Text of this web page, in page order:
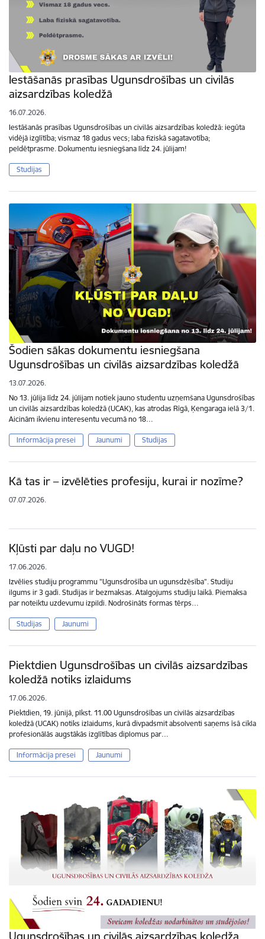
Iestāšanās prasības Ugunsdrošības un civilās
aizsardzības koledžā
16.07.2026.
Iestāšanās prasības Ugunsdrošības un civilās aizsardzības koledžā: iegūta
vidējā izglītība; vismaz 18 gadus vecs; laba fiziskā sagatavotība;
peldētprasme. Dokumentu iesniegšana līdz 24. jūlijam!
Studijas
Šodien sākas dokumentu iesniegšana
Ugunsdrošības un civilās aizsardzības koledžā
13.07.2026.
No 13. jūlija līdz 24. jūlijam notiek jauno studentu uzņemšana Ugunsdrošības
un civilās aizsardzības koledžā (UCAK), kas atrodas Rīgā, Ķengaraga ielā 3/1.
Aicinām ikvienu interesentu vecumā no 18…
Informācija presei Jaunumi Studijas
Kā tas ir – izvēlēties profesiju, kurai ir nozīme?
07.07.2026.
Kļūsti par daļu no VUGD!
17.06.2026.
Izvēlies studiju programmu "Ugunsdrošība un ugunsdzēsība". Studiju
ilgums ir 3 gadi. Studijas ir bezmaksas. Atalgojums studiju laikā. Piemaksa
par noteiktu uzdevumu izpildi. Nodrošināts formas tērps…
Studijas Jaunumi
Piektdien Ugunsdrošības un civilās aizsardzības
koledžā notiks izlaidums
17.06.2026.
Piektdien, 19. jūnijā, plkst. 11.00 Ugunsdrošības un civilās aizsardzības
koledžā (UCAK) notiks izlaidums, kurā divpadsmit absolventi saņems īsā cikla
profesionālās augstākās izglītības diplomus par…
Informācija presei Jaunumi
Ugunsdrošības un civilās aizsardzības koledža